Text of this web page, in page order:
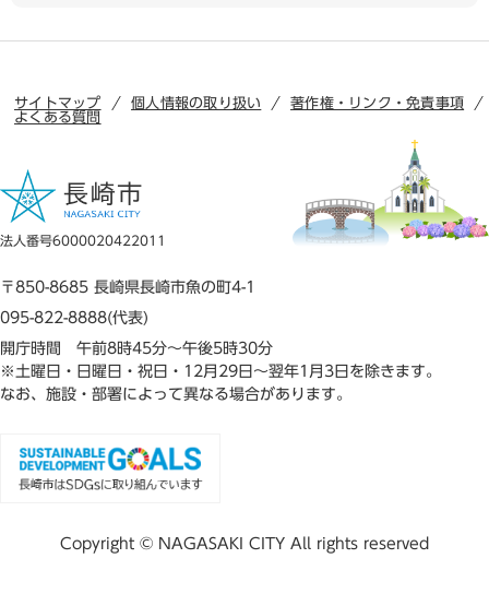
サイトマップ 個人情報の取り扱い
著作権・リンク・免責事項
よくある質問
法人番号6000020422011
〒850-8685 長崎県長崎市魚の町4-1
095-822-8888(代表)
開庁時間 午前8時45分～午後5時30分
※土曜日・日曜日・祝日・12月29日～翌年1月3日を除きます。
なお、施設・部署によって異なる場合があります。
Copyright © NAGASAKI CITY All rights reserved